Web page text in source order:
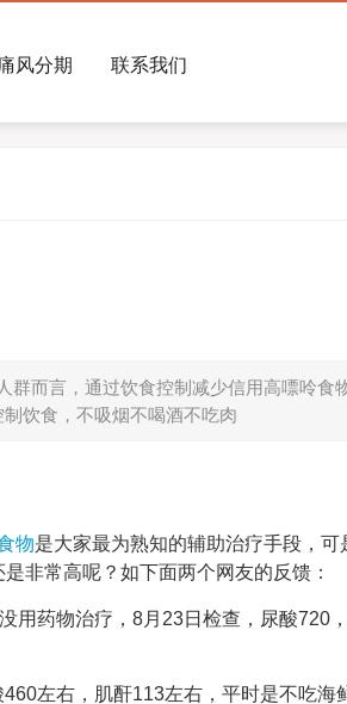
风分期 联系我们
而言，通过饮食控制减少信用高嘌呤食
饮食，不吸烟不喝酒不吃肉
物是大家最为熟知的辅助治疗手段，
非常高呢？如下面两个网友的反馈：
用药物治疗，8月23日检查，尿酸720
460左右，肌酐113左右，平时是不吃海